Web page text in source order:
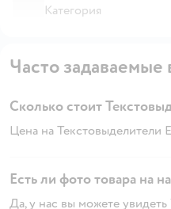
Категория
Часто задаваемые
Сколько стоит
Цена на Текстовыделители
Есть ли фото товара на
Да, у нас вы можете